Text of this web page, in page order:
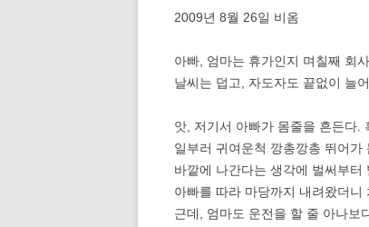
2009년 8월 26일 비옴
아빠, 엄마는 휴가인지 며칠째 회
날씨는 덥고, 자도자도 끝없이 늘
앗, 저기서 아빠가 몸줄을 흔든다.
일부러 귀여운척 깡총깡총 뛰어가
바깥에 나간다는 생각에 벌써부터
아빠를 따라 마당까지 내려왔더니
근데, 엄마도 운전을 할 줄 아나보